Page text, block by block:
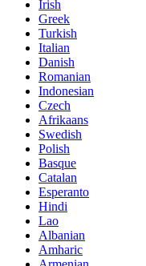
Irish
Greek
Turkish
Italian
Danish
Romanian
Indonesian
Czech
Afrikaans
Swedish
Polish
Basque
Catalan
Esperanto
Hindi
Lao
Albanian
Amharic